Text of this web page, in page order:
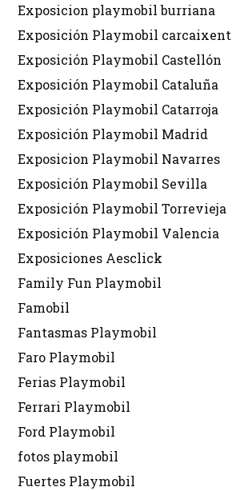
Exposicion playmobil burriana
Exposición Playmobil carcaixent
Exposición Playmobil Castellón
Exposición Playmobil Cataluña
Exposición Playmobil Catarroja
Exposición Playmobil Madrid
Exposicion Playmobil Navarres
Exposición Playmobil Sevilla
Exposición Playmobil Torrevieja
Exposición Playmobil Valencia
Exposiciones Aesclick
Family Fun Playmobil
Famobil
Fantasmas Playmobil
Faro Playmobil
Ferias Playmobil
Ferrari Playmobil
Ford Playmobil
fotos playmobil
Fuertes Playmobil